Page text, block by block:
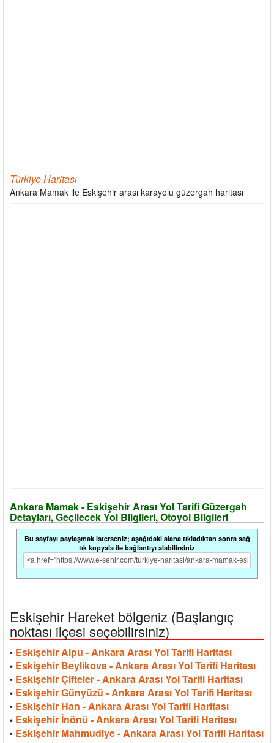
Türkiye Haritası
Ankara Mamak ile Eskişehir arası karayolu güzergah haritası
Ankara Mamak - Eskişehir Arası Yol Tarifi Güzergah
Detayları, Geçilecek Yol Bilgileri, Otoyol Bilgileri
Bu sayfayı paylaşmak isterseniz; aşağıdaki alana tıkladıktan sonra sağ
tık kopyala ile bağlantıyı alabilirsiniz
Eskişehir Hareket bölgeniz (Başlangıç
noktası ilçesi seçebilirsiniz)
• Eskişehir Alpu - Ankara Arası Yol Tarifi Haritası
• Eskişehir Beylikova - Ankara Arası Yol Tarifi Haritası
• Eskişehir Çifteler - Ankara Arası Yol Tarifi Haritası
• Eskişehir Günyüzü - Ankara Arası Yol Tarifi Haritası
• Eskişehir Han - Ankara Arası Yol Tarifi Haritası
• Eskişehir İnönü - Ankara Arası Yol Tarifi Haritası
• Eskişehir Mahmudiye - Ankara Arası Yol Tarifi Haritası